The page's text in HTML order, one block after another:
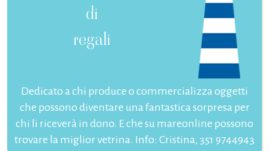
di
regali
Dedicato a chi produce o commercializza oggetti
che possono diventare una fantastica sorpresa per
chi li riceverà in dono. E che su mareonline possono
trovare la miglior vetrina. Info: Cristina, 351 9744943